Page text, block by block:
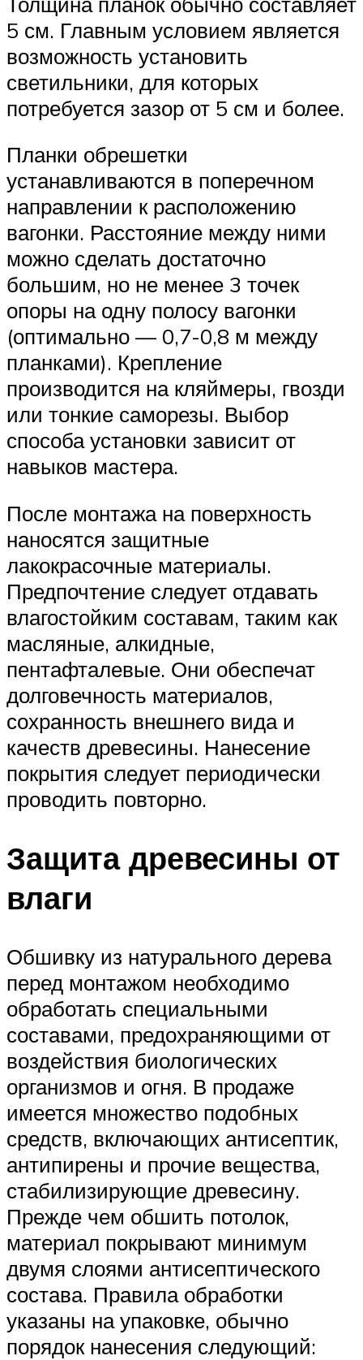
5 см. Главным условием является
возможность установить
светильники, для которых
потребуется зазор от 5 см и более.
Планки обрешетки
устанавливаются в поперечном
направлении к расположению
вагонки. Расстояние между ними
можно сделать достаточно
большим, но не менее 3 точек
опоры на одну полосу вагонки
(оптимально — 0,7-0,8 м между
планками). Крепление
производится на кляймеры, гвозди
или тонкие саморезы. Выбор
способа установки зависит от
навыков мастера.
После монтажа на поверхность
наносятся защитные
лакокрасочные материалы.
Предпочтение следует отдавать
влагостойким составам, таким как
масляные, алкидные,
пентафталевые. Они обеспечат
долговечность материалов,
сохранность внешнего вида и
качеств древесины. Нанесение
покрытия следует периодически
проводить повторно.
Защита древесины от
влаги
Обшивку из натурального дерева
перед монтажом необходимо
обработать специальными
составами, предохраняющими от
воздействия биологических
организмов и огня. В продаже
имеется множество подобных
средств, включающих антисептик,
антипирены и прочие вещества,
стабилизирующие древесину.
Прежде чем обшить потолок,
материал покрывают минимум
двумя слоями антисептического
состава. Правила обработки
указаны на упаковке, обычно
порядок нанесения следующий: